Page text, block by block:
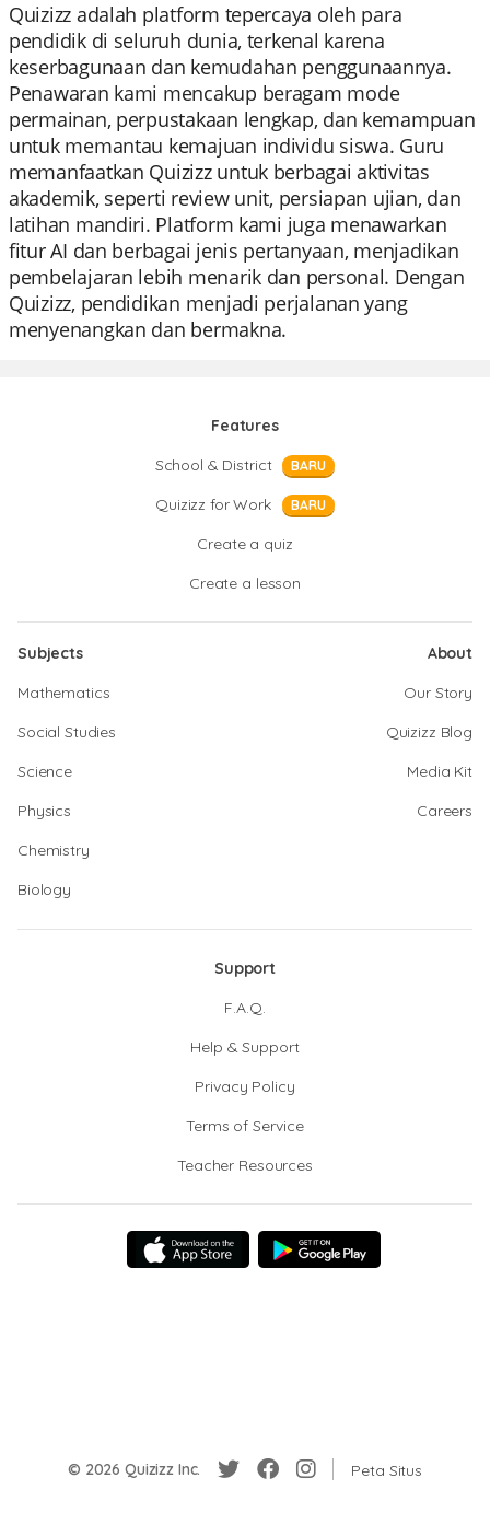
Quizizz adalah platform tepercaya oleh para
pendidik di seluruh dunia, terkenal karena
keserbagunaan dan kemudahan penggunaannya.
Penawaran kami mencakup beragam mode
permainan, perpustakaan lengkap, dan kemampuan
untuk memantau kemajuan individu siswa. Guru
memanfaatkan Quizizz untuk berbagai aktivitas
akademik, seperti review unit, persiapan ujian, dan
latihan mandiri. Platform kami juga menawarkan
fitur AI dan berbagai jenis pertanyaan, menjadikan
pembelajaran lebih menarik dan personal. Dengan
Quizizz, pendidikan menjadi perjalanan yang
menyenangkan dan bermakna.
Features
School & District
BARU
Quizizz for Work BARU
Create a quiz
Create a lesson
Subjects
Mathematics
Social Studies
Science
Physics
Chemistry
Biology
About
Our Story
Quizizz Blog
Media Kit
Careers
Support
F.A.Q.
Help & Support
Privacy Policy
Terms of Service
Teacher Resources
© 2026 Quizizz Inc. Peta Situs